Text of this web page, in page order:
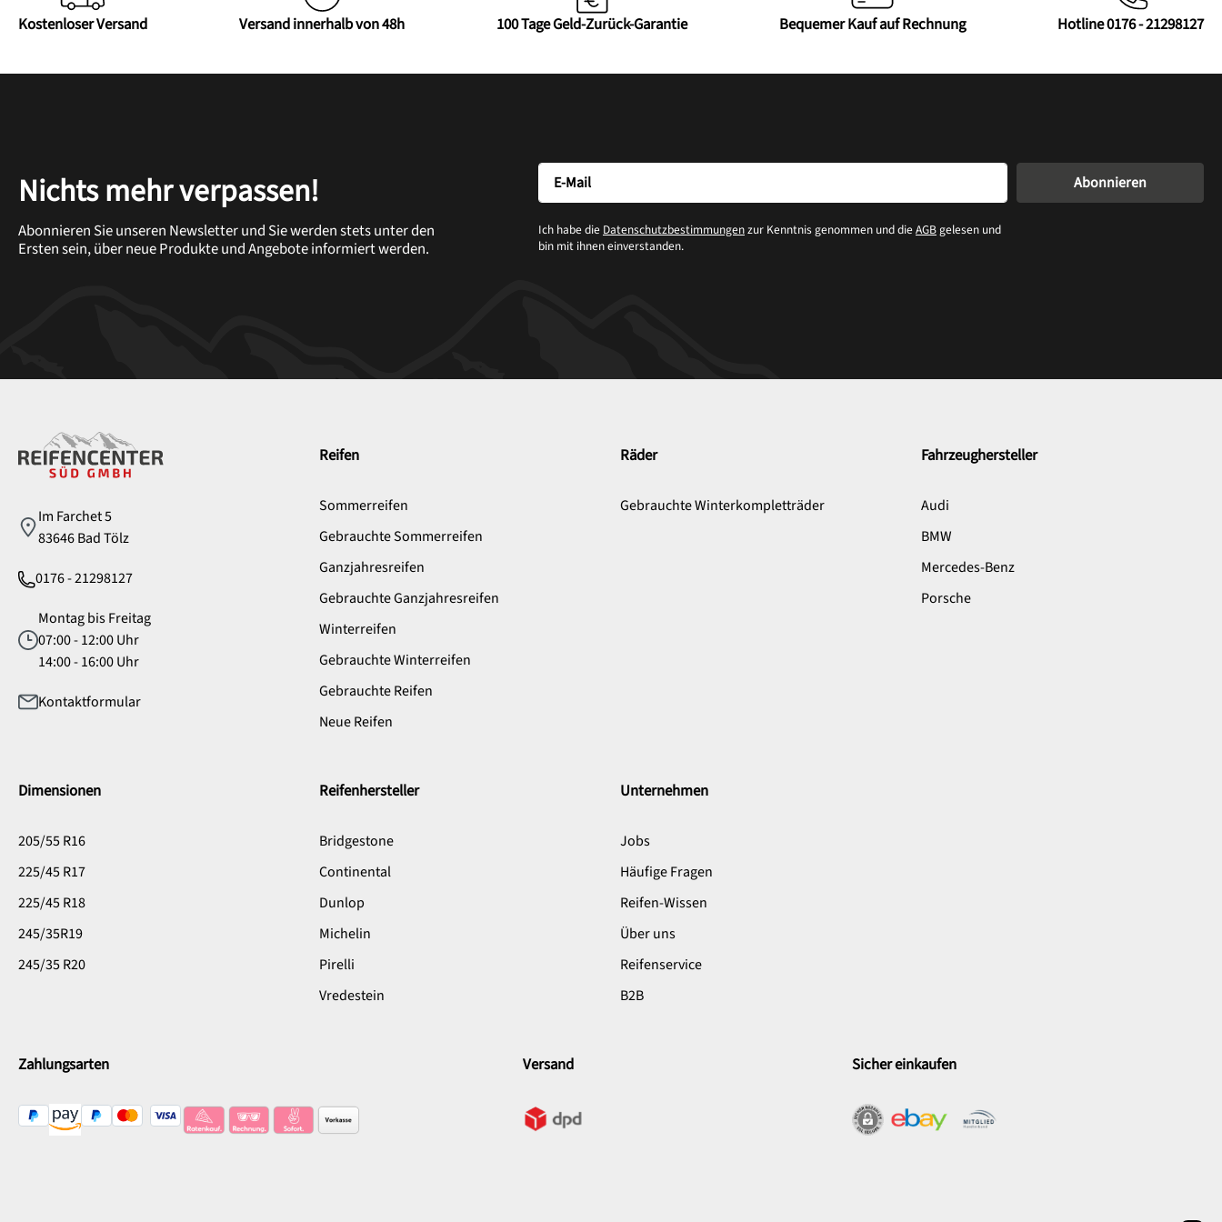
Kostenloser Versand Versand innerhalb von 48h 100 Tage Geld-Zurück-Garantie Bequemer Kauf auf Rechnung Hotline 0176 - 21298127
Nichts mehr verpassen!
Abonnieren Sie unseren Newsletter und Sie werden stets unter den
Ersten sein, über neue Produkte und Angebote informiert werden.
Ich habe die Datenschutzbestimmungenzur Kenntnis genommen und dieAGB gelesen und
bin mit ihnen einverstanden.
Abonnieren
Im Farchet 5
83646 Bad Tölz
0176 - 21298127
Montag bis Freitag
07:00 - 12:00 Uhr
14:00 - 16:00 Uhr
Kontaktformular
Reifen
Sommerreifen
Gebrauchte Sommerreifen
Ganzjahresreifen
Gebrauchte Ganzjahresreifen
Winterreifen
Gebrauchte Winterreifen
Gebrauchte Reifen
Neue Reifen
Räder
Gebrauchte Winterkompletträder
Fahrzeughersteller
Audi
BMW
Mercedes-Benz
Porsche
Dimensionen
205/55 R16
225/45 R17
225/45 R18
245/35R19
245/35 R20
Reifenhersteller
Bridgestone
Continental
Dunlop
Michelin
Pirelli
Vredestein
Unternehmen
Jobs
Häufige Fragen
Reifen-Wissen
Über uns
Reifenservice
B2B
Zahlungsarten Versand Sicher einkaufen